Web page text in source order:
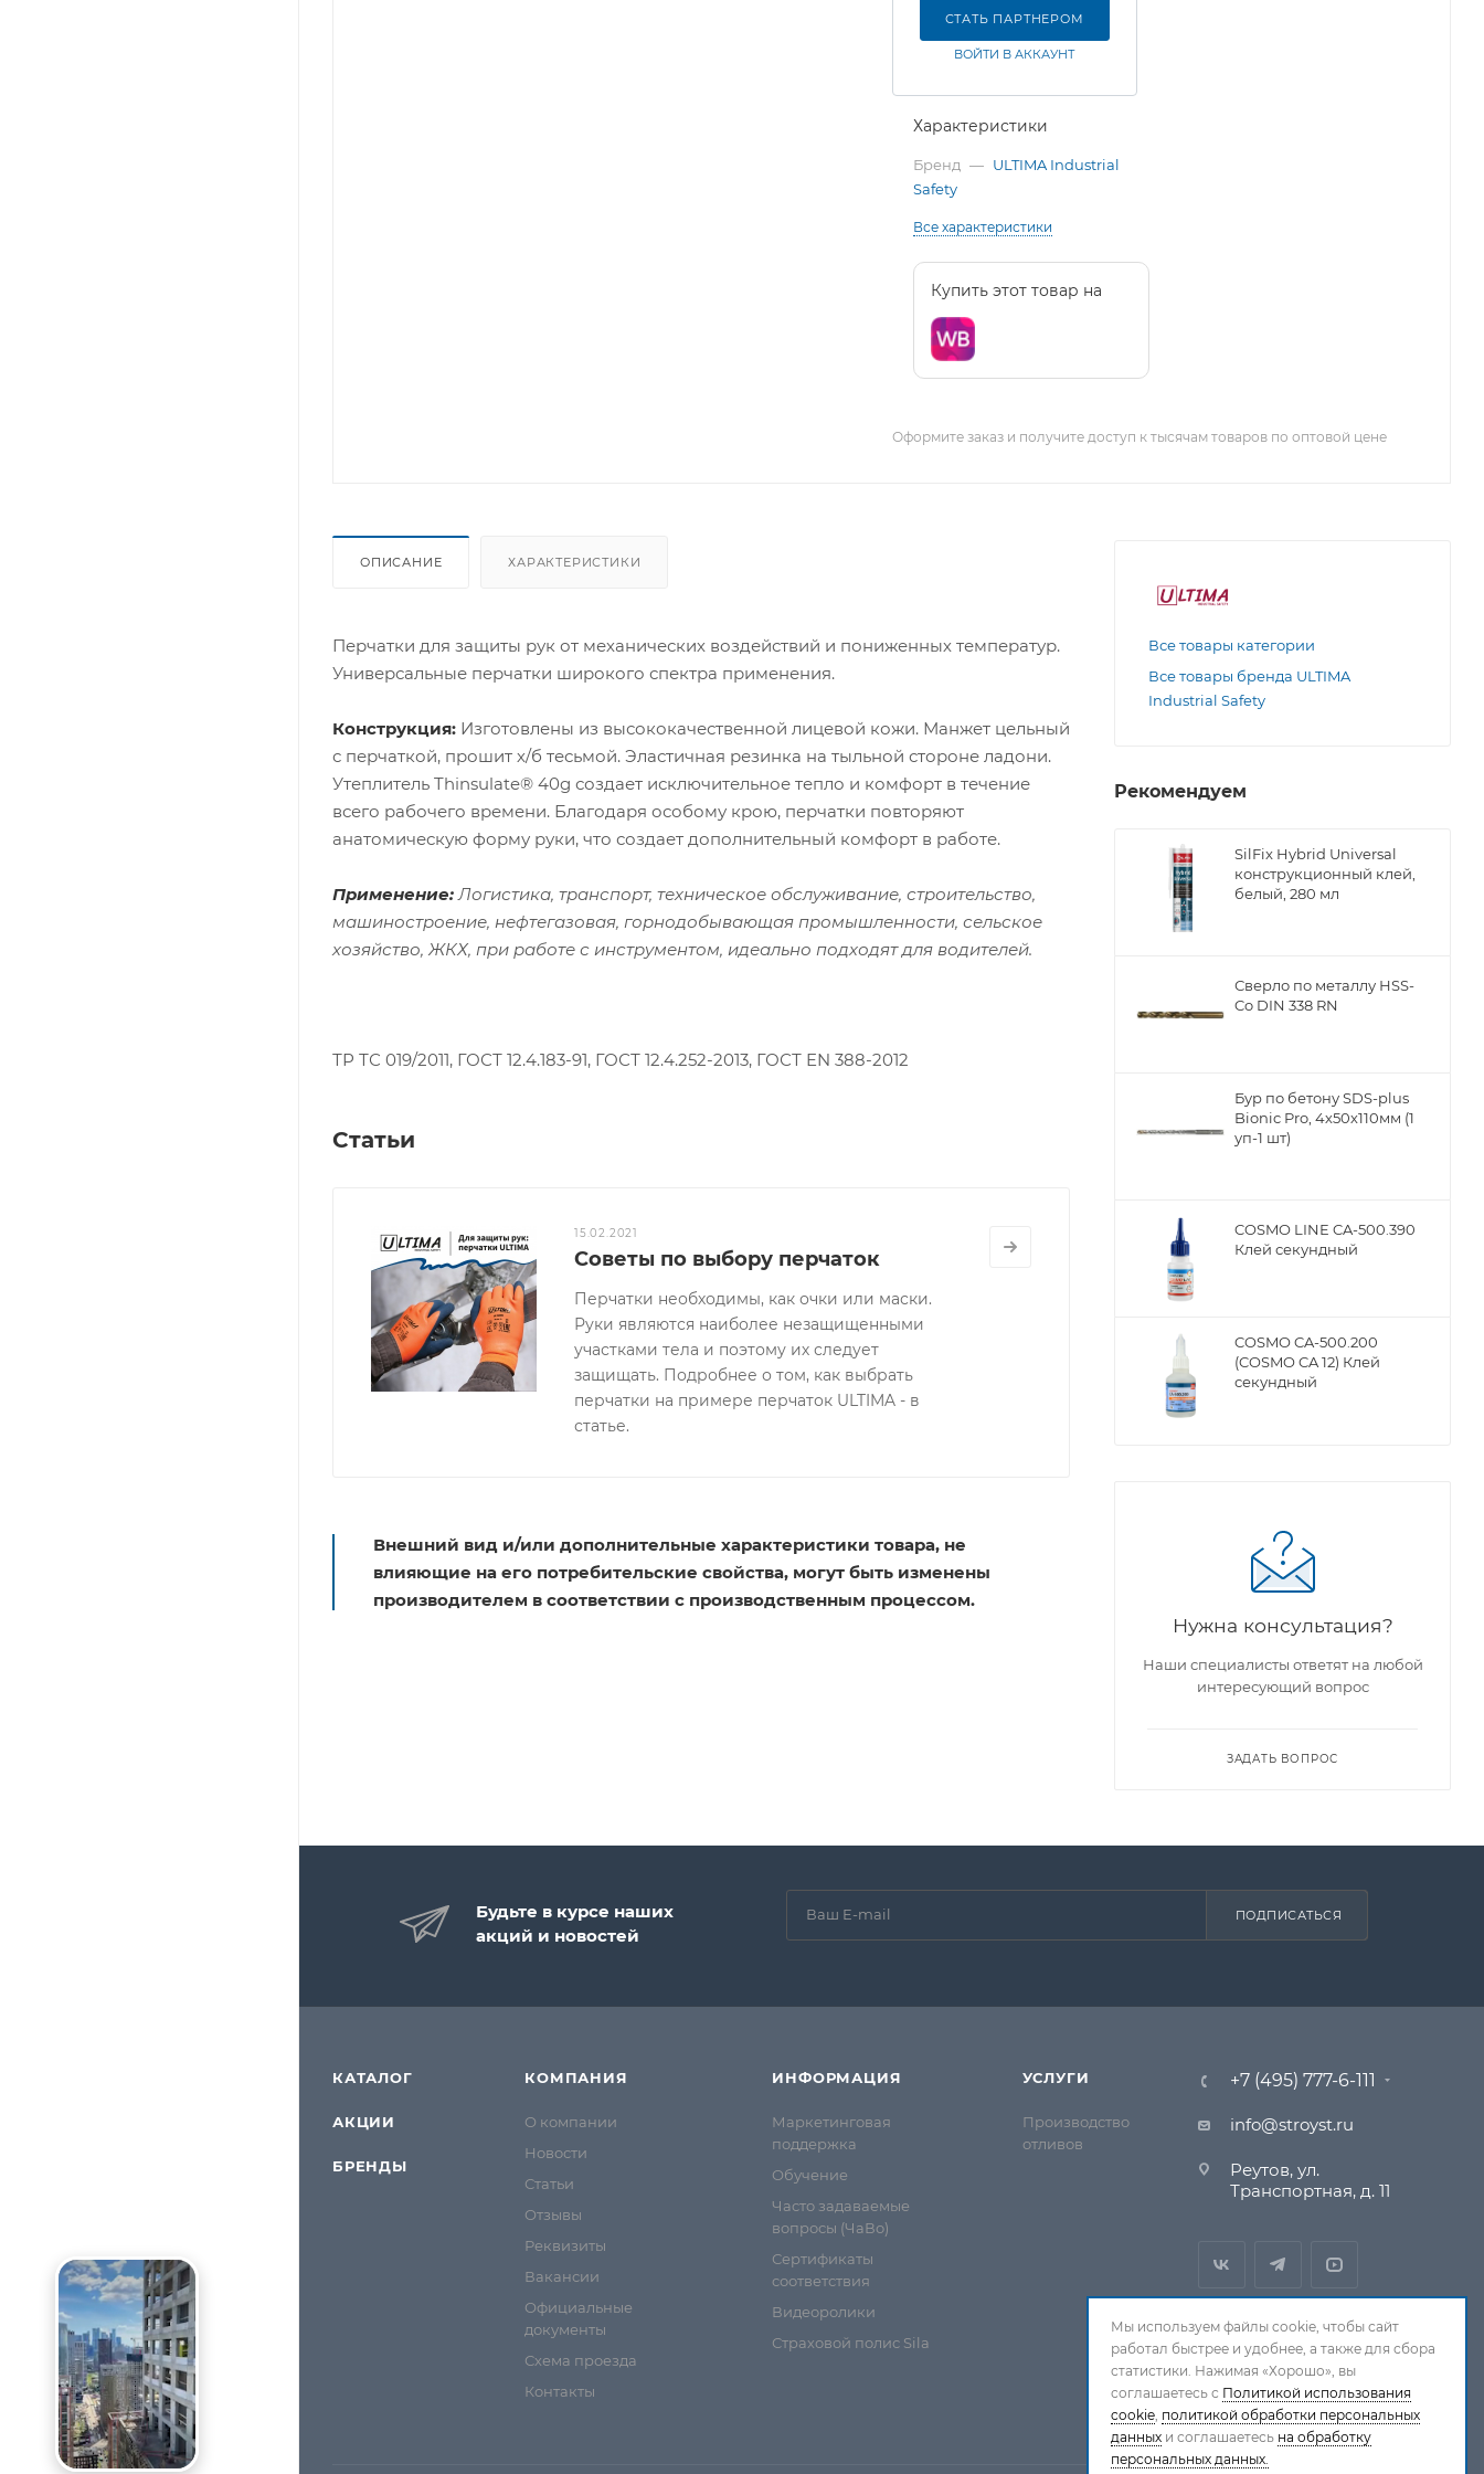
СТАТЬ ПАРТНЕРОМ
ВОЙТИ В АККАУНТ
Характеристики
Бренд — ULTIMA Industrial
Safety
Все характеристики
Купить этот товар на
Оформите заказ и получите доступ к тысячам товаров по оптовой цене
ОПИСАНИЕ ХАРАКТЕРИСТИКИ
Перчатки для защиты рук от механических воздействий и пониженных температур.
Универсальные перчатки широкого спектра применения.
Конструкция: Изготовлены из высококачественной лицевой кожи. Манжет цельный
с перчаткой, прошит х/б тесьмой. Эластичная резинка на тыльной стороне ладони.
Утеплитель Thinsulate® 40g создает исключительное тепло и комфорт в течение
всего рабочего времени. Благодаря особому крою, перчатки повторяют
анатомическую форму руки, что создает дополнительный комфорт в работе.
Применение:Логистика, транспорт, техническое обслуживание, строительство,
машиностроение, нефтегазовая, горнодобывающая промышленности, сельское
хозяйство, ЖКХ, при работе с инструментом, идеально подходят для водителей.
ТР ТС 019/2011, ГОСТ 12.4.183-91, ГОСТ 12.4.252-2013, ГОСТ EN 388-2012
Статьи
15.02.2021
Советы по выбору перчаток
Перчатки необходимы, как очки или маски.
Руки являются наиболее незащищенными
участками тела и поэтому их следует
защищать. Подробнее о том, как выбрать
перчатки на примере перчаток ULTIMA - в
статье.
Внешний вид и/или дополнительные характеристики товара, не
влияющие на его потребительские свойства, могут быть изменены
производителем в соответствии с производственным процессом.
Все товары категории
Все товары бренда ULTIMA
Industrial Safety
Рекомендуем
SilFix Hybrid Universal
конструкционный клей,
белый, 280 мл
Сверло по металлу НSS-
Co DIN 338 RN
Бур по бетону SDS-plus
Bionic Pro, 4х50х110мм (1
уп-1 шт)
COSMO LINE CA-500.390
Клей секундный
COSMO CA-500.200
(COSMO CA 12) Клей
секундный
Нужна консультация?
Наши специалисты ответят на любой
интересующий вопрос
ЗАДАТЬ ВОПРОС
Будьте в курсе наших
акций и новостей
ПОДПИСАТЬСЯ
КАТАЛОГ
АКЦИИ
БРЕНДЫ
КОМПАНИЯ
О компании
Новости
Статьи
Отзывы
Реквизиты
Вакансии
Официальные
документы
Схема проезда
Контакты
ИНФОРМАЦИЯ
Маркетинговая
поддержка
Обучение
Часто задаваемые
вопросы (ЧаВо)
Сертификаты
соответствия
Видеоролики
Страховой полис Sila
УСЛУГИ
Производство
отливов
+7 (495) 777-6-111
info@stroyst.ru
Реутов, ул.
Транспортная, д. 11
Мы используем файлы cookie, чтобы сайт
работал быстрее и удобнее, а также для сбора
статистики. Нажимая «Хорошо», вы
соглашаетесь с Политикой использования
cookie, политикой обработки персональных
данных и соглашаетесь на обработку
персональных данных.